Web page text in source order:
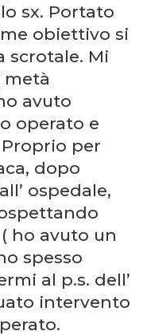
sx. Portato
obiettivo si
scrotale. Mi
metà
avuto
operato e
per
dopo
ospedale,
ho avuto un
spesso
al p.s. dell’
intervento